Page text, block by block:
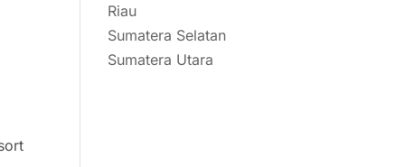
Riau
Sumatera Selatan
Sumatera Utara